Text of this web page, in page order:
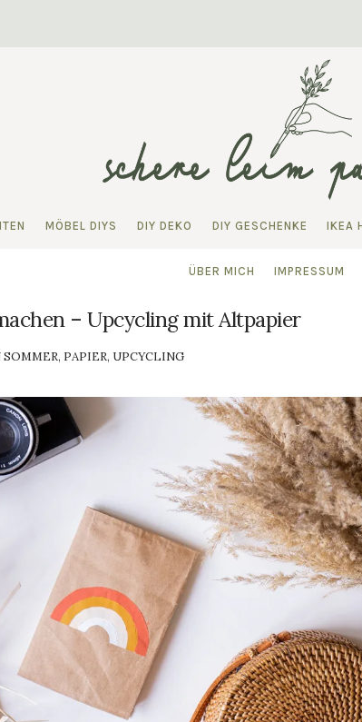
MÖBEL DIYS DIY DEKO DIY GESCHENKE IKEA
ÜBER MICH IMPRESSUM
– Upcycling mit Altpapier
SOMMER, PAPIER, UPCYCLING